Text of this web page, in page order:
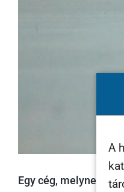
A
Egy cég, melynek